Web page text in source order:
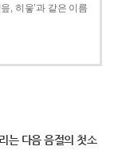
, 히읗’과 같은 이름
는 다음 음절의 첫소